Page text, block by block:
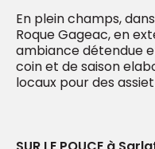
En plein champs,
Roque Gageac, en
ambiance détendue
coin et de saison
locaux pour des